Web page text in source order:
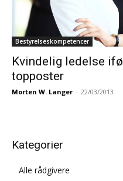
Bestyrelseskompetencer
Kvindelig ledelse
topposter
Morten W. Langer - 22/03/2013
Kategorier
Alle rådgivere